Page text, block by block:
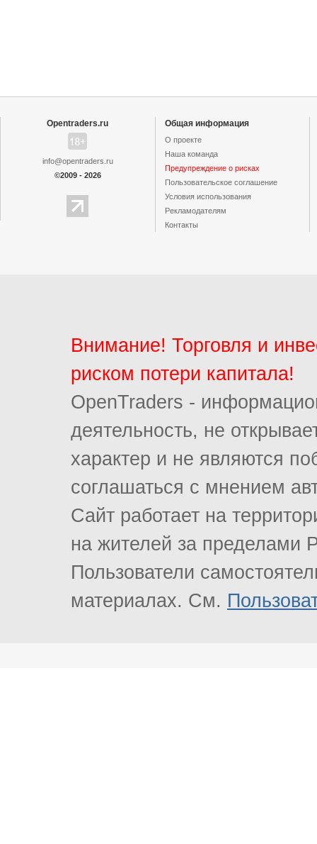
Opentraders.ru
info@opentraders.ru
©2009 - 2026
Общая информация
О проекте
Наша команда
Предупреждение о рисках
Пользовательское cоглашение
Условия использования
Рекламодателям
Контакты
Внимание! Торговля и
риском потери капитала!
OpenTraders -
деятельность, не
характер и не являются
соглашаться с мнением
Сайт работает на
на жителей за пределами
Пользователи
материалах. См.